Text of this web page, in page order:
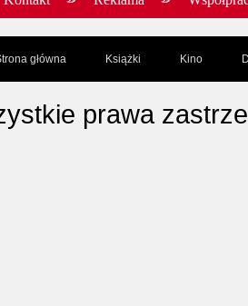
główna Książki Kino
prawa